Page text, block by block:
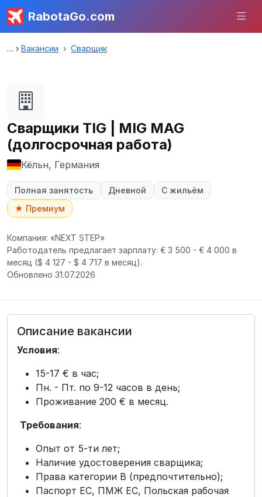
RabotaGo.com
Вакансии Сварщик
Сварщики TIG | MIG MAG
(долгосрочная работа)
Кёльн, Германия
Полная занятость Дневной
С жильём
★ Премиум
Компания: «NEXT STEP»
Работодатель предлагает зарплату: € 3 500 - € 4 000 в
месяц ($ 4 127 - $ 4 717 в месяц).
Обновлено 31.07.2026
Описание вакансии
Условия:
15-17 € в час;
Пн. - Пт. по 9-12 часов в день;
Проживание 200 € в месяц.
Требования:
Опыт от 5-ти лет;
Наличие удостоверения сварщика;
Права категории В (предпочтительно);
Паспорт ЕС, ПМЖ ЕС, Польская рабочая